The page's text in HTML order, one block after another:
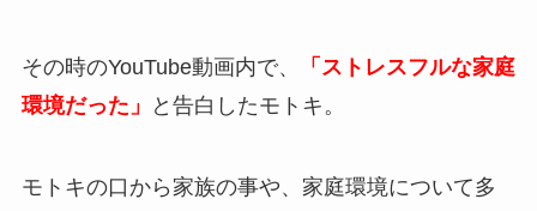
その時のYouTube動画内で、
「ストレスフルな家庭
環境だった」
と告白したモトキ。
モトキの口から家族の事や、家庭環境について多